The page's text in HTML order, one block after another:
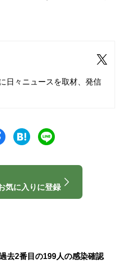
日々ニュースを取材、発信
気に入りに登録
去2番目の199人の感染確認